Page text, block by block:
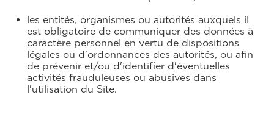
les entités, organismes ou autorités auxquels il
est obligatoire de communiquer des données à
caractère personnel en vertu de dispositions
légales ou d'ordonnances des autorités, ou afin
de prévenir et/ou d'identifier d'éventuelles
activités frauduleuses ou abusives dans
l'utilisation du Site.